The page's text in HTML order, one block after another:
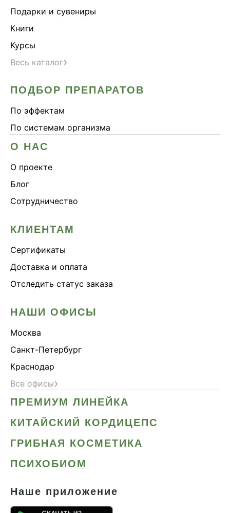
Подарки и сувениры
Книги
Курсы
Весь каталог›
ПОДБОР ПРЕПАРАТОВ
По эффектам
По системам организма
О НАС
О проекте
Блог
Сотрудничество
КЛИЕНТАМ
Сертификаты
Доставка и оплата
Отследить статус заказа
НАШИ ОФИСЫ
Москва
Санкт-Петербург
Краснодар
Все офисы›
ПРЕМИУМ ЛИНЕЙКА
КИТАЙСКИЙ КОРДИЦЕПС
ГРИБНАЯ КОСМЕТИКА
ПСИХОБИОМ
Наше приложение